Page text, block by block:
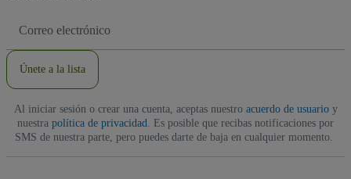
de
Únete a la lista
Al iniciar sesión o crear una cuenta, aceptas nuestro acuerdo de usuarioy
nuestra política de privacidad
. Es posible que recibas notificaciones por
SMS de nuestra parte, pero puedes darte de baja en cualquier momento.